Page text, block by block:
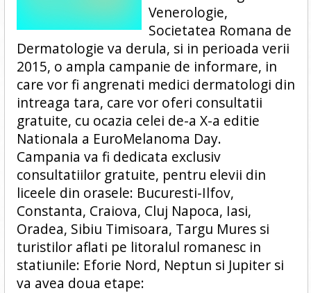
Venerologie,
Societatea Romana de
Dermatologie va derula, si in perioada verii
2015, o ampla campanie de informare, in
care vor fi angrenati medici dermatologi din
intreaga tara, care vor oferi consultatii
gratuite, cu ocazia celei de-a X-a editie
Nationala a EuroMelanoma Day.
Campania va fi dedicata exclusiv
consultatiilor gratuite, pentru elevii din
liceele din orasele: Bucuresti-Ilfov,
Constanta, Craiova, Cluj Napoca, Iasi,
Oradea, Sibiu Timisoara, Targu Mures si
turistilor aflati pe litoralul romanesc in
statiunile: Eforie Nord, Neptun si Jupiter si
va avea doua etape: